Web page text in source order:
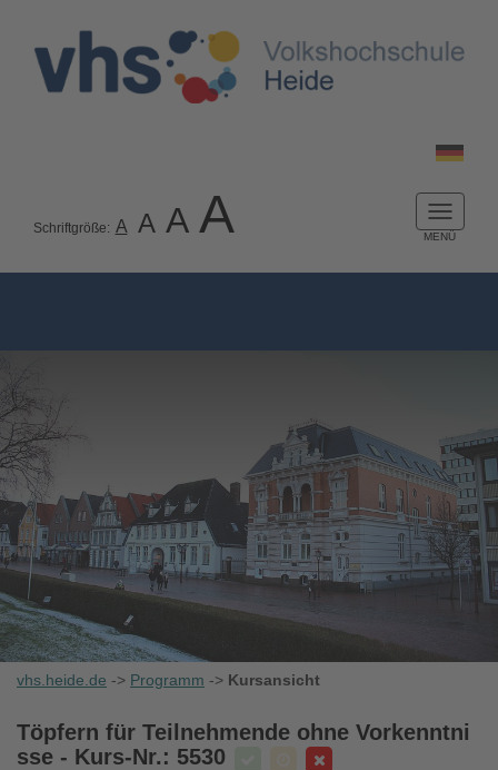
Schriftgröße: A A A A
vhs.heide.de -> Programm -> Kursansicht
Töpfern für Teilnehmende ohne Vorkenntni
sse - Kurs-Nr.: 5530